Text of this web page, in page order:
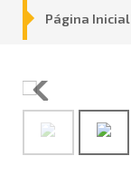
Página Inicial